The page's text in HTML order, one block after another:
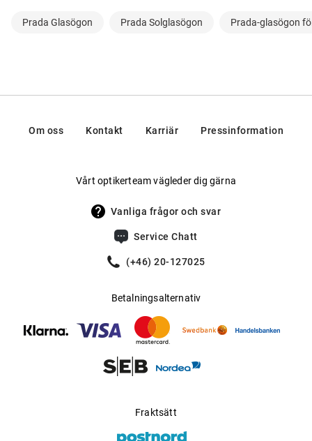
Prada Glasögon Prada Solglasögon Prada-glasögon
Om oss Kontakt Karriär Pressinformation
Vårt optikerteam vägleder dig gärna
Vanliga frågor och svar
Service Chatt
(+46) 20-127025
Betalningsalternativ
Fraktsätt